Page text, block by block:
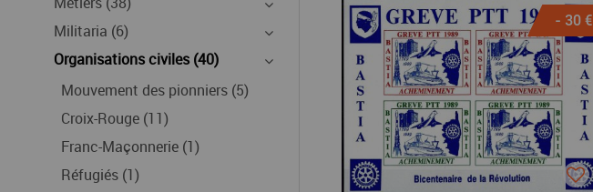
Militaria (6)
Organisations civiles (40)
Mouvement des pionniers (5)
Croix-Rouge (11)
Franc-Maçonnerie (1)
Réfugiés (1)
- 30 €